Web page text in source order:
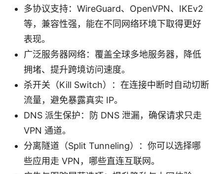
多协议支持：WireGuard、OpenVPN、IKEv2
等，兼容性强，能在不同网络环境下取得更好
表现。
广泛服务器网络：覆盖全球多地服务器，降低
拥堵、提升跨境访问速度。
杀开关（Kill Switch）：在连接中断时自动切断
流量，避免暴露真实 IP。
DNS 派生保护：防 DNS 泄漏，确保请求只走
VPN 通道。
分离隧道（Split Tunneling）：你可以选择哪
些应用走 VPN，哪些直连互联网。